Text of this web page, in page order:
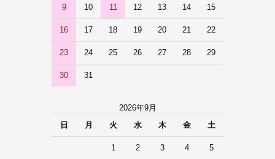
9 10 11 12 13 14 15
16 17 18 19 20 21 22
23 24 25 26 27 28 29
30 31
2026年9月
日
月 火 水 木 金 土
1 2 3 4 5